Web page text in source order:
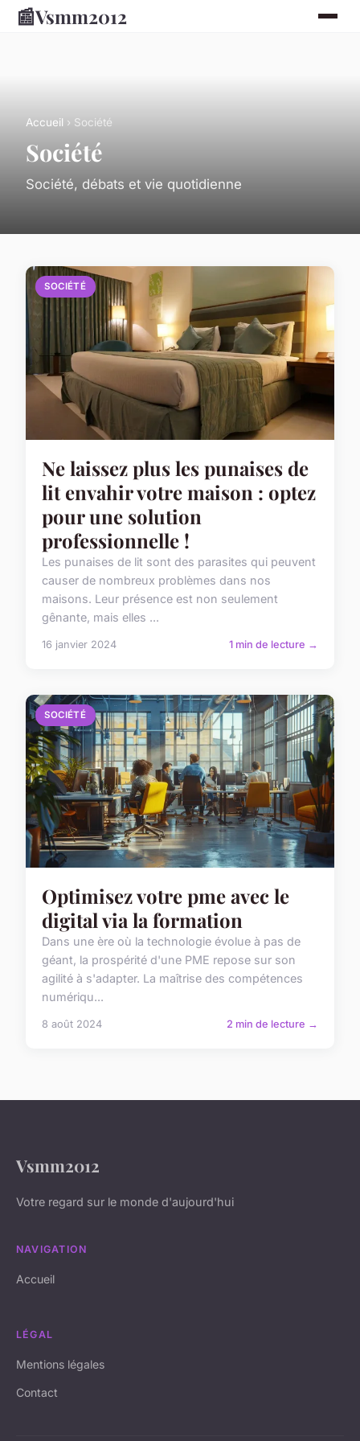
📰Vsmm2012
Accueil › Société
Société
Société, débats et vie quotidienne
SOCIÉTÉ
Ne laissez plus les punaises de
lit envahir votre maison : optez
pour une solution
professionnelle !
Les punaises de lit sont des parasites qui peuvent
causer de nombreux problèmes dans nos
maisons. Leur présence est non seulement
gênante, mais elles ...
16 janvier 2024 1 min de lecture →
SOCIÉTÉ
Optimisez votre pme avec le
digital via la formation
Dans une ère où la technologie évolue à pas de
géant, la prospérité d'une PME repose sur son
agilité à s'adapter. La maîtrise des compétences
numériqu...
8 août 2024 2 min de lecture →
Vsmm2012
Votre regard sur le monde d'aujourd'hui
NAVIGATION
Accueil
LÉGAL
Mentions légales
Contact